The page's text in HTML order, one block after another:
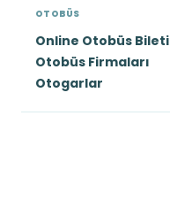
OTOBÜS
Online Otobüs Bileti
Otobüs Firmaları
Otogarlar